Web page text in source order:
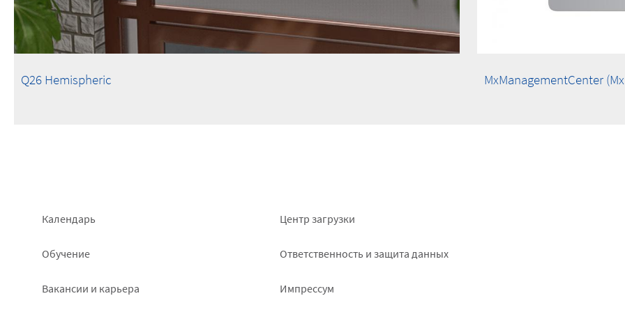
Q26 Hemispheric MxManagementCenter
Footer
left
Календарь
Обучение
Вакансии и карьера
Footer
right
Центр загрузки
Ответственность и защита данных
Импрессум